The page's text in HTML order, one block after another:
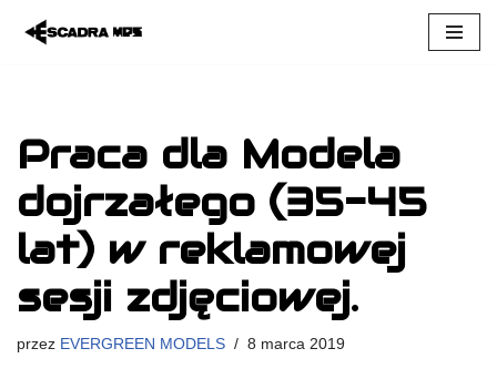
Praca dla Modela
dojrzałego (35-45
lat) w reklamowej
sesji zdjęciowej.
przez EVERGREEN MODELS 8 marca 2019